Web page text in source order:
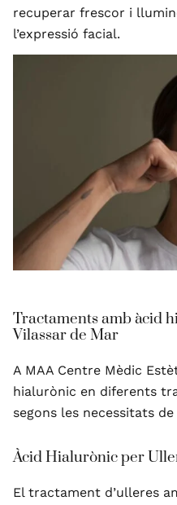
recuperar frescor i
l’expressió facial.
Tractaments amb àcid
Vilassar de Mar
A MAA Centre Mèdic
hialurònic en diferents
segons les necessitats
Àcid Hialurònic per
El tractament d’ulleres